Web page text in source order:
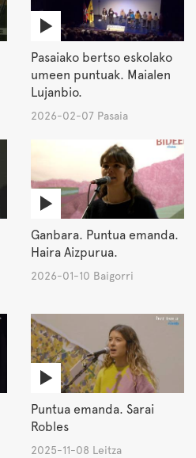
Pasaiako bertso eskolako
umeen puntuak. Maialen
Lujanbio.
2026-02-07 Pasaia
Ganbara. Puntua emanda.
Haira Aizpurua.
2026-01-10 Baigorri
Puntua emanda. Sarai
Robles
2025-11-08 Leitza